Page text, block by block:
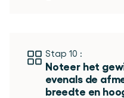
Stap 10 :
Noteer het
evenals de
breedte en